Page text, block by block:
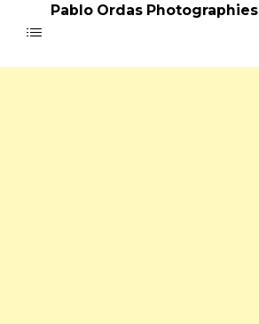
Pablo Ordas Photographies